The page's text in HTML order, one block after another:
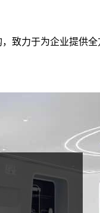
致力于为企业提供